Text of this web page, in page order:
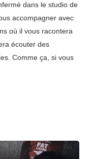
dans le studio de
accompagner avec
où il vous racontera
écouter des
Comme ça, si vous